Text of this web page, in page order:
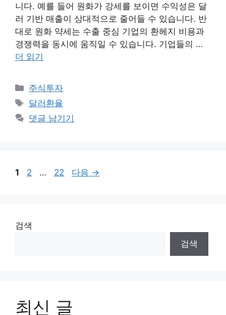
니다. 예를 들어 원화가 강세를 보이면 수익성은 달
러 기반 매출이 상대적으로 줄어들 수 있습니다. 반
대로 원화 약세는 수출 중심 기업의 환헤지 비용과
경쟁력을 동시에 움직일 수 있습니다. 기업들의 …
더 읽기
카
테
리
주식투자
태
그
달러환율
댓글 남기기
페
1
페
2 …
페
22 다음 →
검색
검색
최신 글